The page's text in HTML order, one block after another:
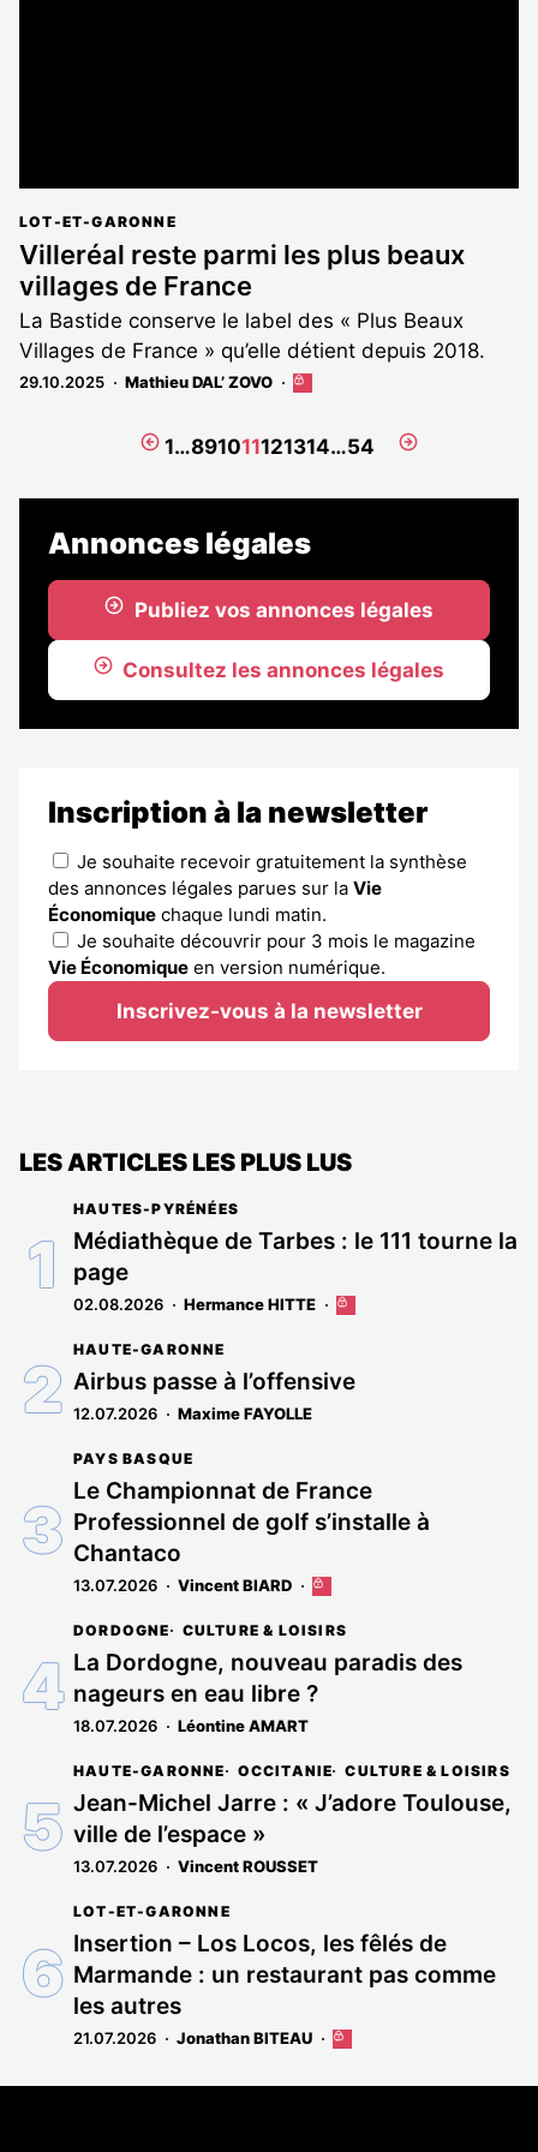
LOT-ET-GARONNE
Villeréal reste parmi les plus beaux
villages de France
La Bastide conserve le label des « Plus Beaux
Villages de France » qu’elle détient depuis 2018.
29.10.2025 Mathieu DAL’ ZOVO
Cet
réservé
abonnés
Page
1…891011121314…54
Page
Annonces légales
Publiez vos annonces légales
Consultez les annonces légales
Inscription à la newsletter
Je souhaite recevoir gratuitement la synthèse
des annonces légales parues sur la Vie
Économique chaque lundi matin.
Je souhaite découvrir pour 3 mois le magazine
Vie Économique en version numérique.
Inscrivez-vous à la newsletter
LES ARTICLES LES PLUS LUS
HAUTES-PYRÉNÉES
Médiathèque de Tarbes : le 111 tourne la
page
02.08.2026 Hermance HITTE
Cet
réservé
aux
HAUTE-GARONNE
Airbus passe à l’offensive
12.07.2026 Maxime FAYOLLE
PAYS BASQUE
Le Championnat de France
Professionnel de golf s’installe à
Chantaco
13.07.2026 Vincent BIARD
Cet
est
réservé
aux
abonnés
DORDOGNE CULTURE & LOISIRS
La Dordogne, nouveau paradis des
nageurs en eau libre ?
18.07.2026 Léontine AMART
HAUTE-GARONNE OCCITANIE CULTURE & LOISIRS
Jean-Michel Jarre : « J’adore Toulouse,
ville de l’espace »
13.07.2026 Vincent ROUSSET
LOT-ET-GARONNE
Insertion – Los Locos, les fêlés de
Marmande : un restaurant pas comme
les autres
21.07.2026 Jonathan BITEAU
Cet
est